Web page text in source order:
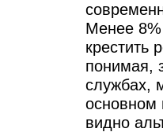
Менее 8%
крестить
понимая,
службах,
основном
видно